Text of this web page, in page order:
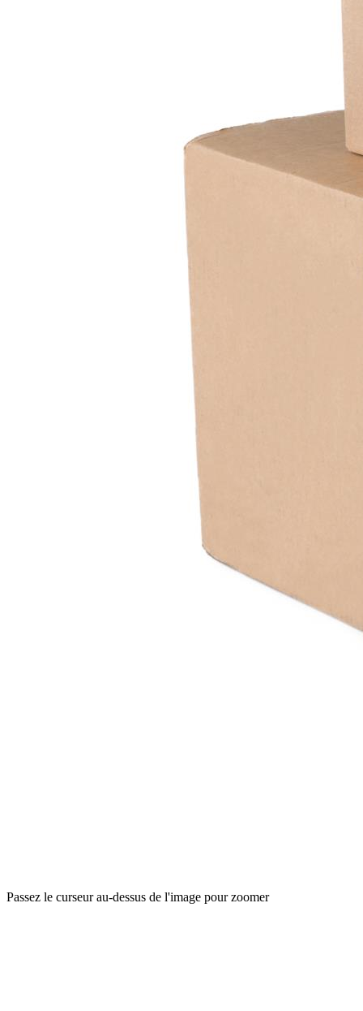
Passez le curseur au-dessus de l'image pour zoomer